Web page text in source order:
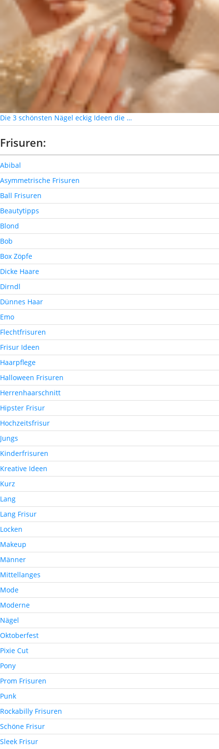
Die 3 schönsten Nägel eckig Ideen die …
Frisuren:
Abibal
Asymmetrische Frisuren
Ball Frisuren
Beautytipps
Blond
Bob
Box Zöpfe
Dicke Haare
Dirndl
Dünnes Haar
Emo
Flechtfrisuren
Frisur Ideen
Haarpflege
Halloween Frisuren
Herrenhaarschnitt
Hipster Frisur
Hochzeitsfrisur
Jungs
Kinderfrisuren
Kreative Ideen
Kurz
Lang
Lang Frisur
Locken
Makeup
Männer
Mittellanges
Mode
Moderne
Nägel
Oktoberfest
Pixie Cut
Pony
Prom Frisuren
Punk
Rockabilly Frisuren
Schöne Frisur
Sleek Frisur